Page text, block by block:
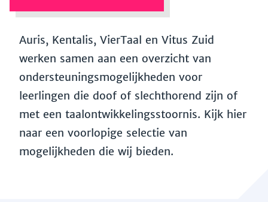
Auris, Kentalis, VierTaal en Vitus Zuid
werken samen aan een overzicht van
ondersteuningsmogelijkheden voor
leerlingen die doof of slechthorend zijn of
met een taalontwikkelingsstoornis. Kijk hier
naar een voorlopige selectie van
mogelijkheden die wij bieden.